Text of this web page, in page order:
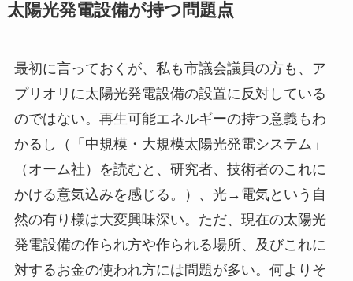
太陽光発電設備が持つ問題点
最初に言っておくが、私も市議会議員の方も、ア
プリオリに太陽光発電設備の設置に反対している
のではない。再生可能エネルギーの持つ意義もわ
かるし（「中規模・大規模太陽光発電システム」
（オーム社）を読むと、研究者、技術者のこれに
かける意気込みを感じる。）、光→電気という自
然の有り様は大変興味深い。ただ、現在の太陽光
発電設備の作られ方や作られる場所、及びこれに
対するお金の使われ方には問題が多い。何よりそ